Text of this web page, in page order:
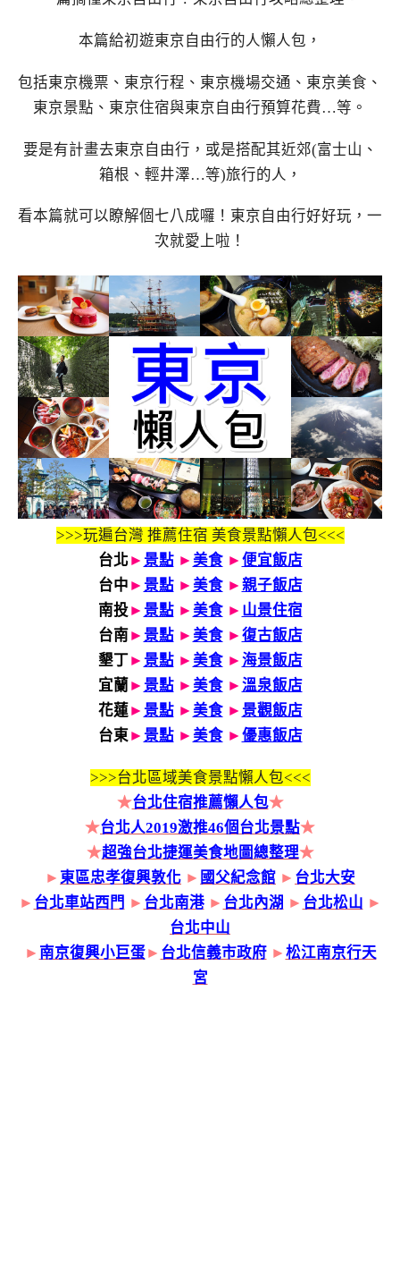
本篇給初遊東京自由行的人懶人包，
包括東京機票、東京行程、東京機場交通、東京美食、
東京景點、東京住宿與東京自由行預算花費…等。
要是有計畫去東京自由行，或是搭配其近郊(富士山、
箱根、輕井澤…等)旅行的人，
看本篇就可以瞭解個七八成囉！東京自由行好好玩，一
次就愛上啦！
>>>玩遍台灣 推薦住宿 美食景點懶人包<<<
台北 ► 景點 ► 美食► 便宜飯店
台中 ► 景點 ► 美食► 親子飯店
南投► 景點 ► 美食► 山景住宿
台南► 景點 ► 美食► 復古飯店
墾丁► 景點 ► 美食► 海景飯店
宜蘭 ► 景點 ► 美食► 溫泉飯店
花蓮► 景點 ► 美食► 景觀飯店
台東► 景點 ► 美食► 優惠飯店
>>>台北區域美食景點懶人包<<<
★台北住宿推薦懶人包★
★台北人2019激推46個台北景點★
★超強台北捷運美食地圖總整理★
► 東區忠孝復興敦化 ► 國父紀念館 ► 台北大安
► 台北車站西門 ► 台北南港 ► 台北內湖 ► 台北松山 ►
台北中山
► 南京復興小巨蛋► 台北信義市政府► 松江南京行天
宮